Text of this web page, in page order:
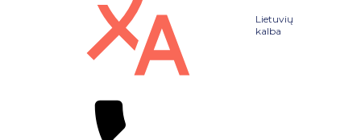
Lietuvių
kalba